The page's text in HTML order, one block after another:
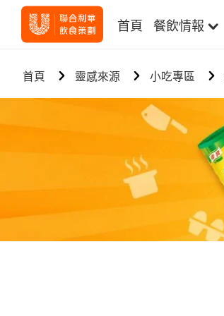
首頁 餐飲情報
首頁 靈感來源 小吃專區